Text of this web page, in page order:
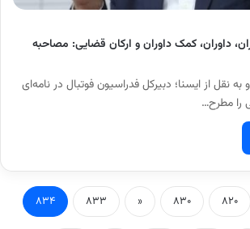
داوران، کمک داوران و ارکان قضایی: مصاحبه
از ایسنا؛ دبیرکل فدراسیون فوتبال در نامه‌ای
را مطرح…
۸۲۰ ۸۳۰ « ۸۳۳ ۸۳۴